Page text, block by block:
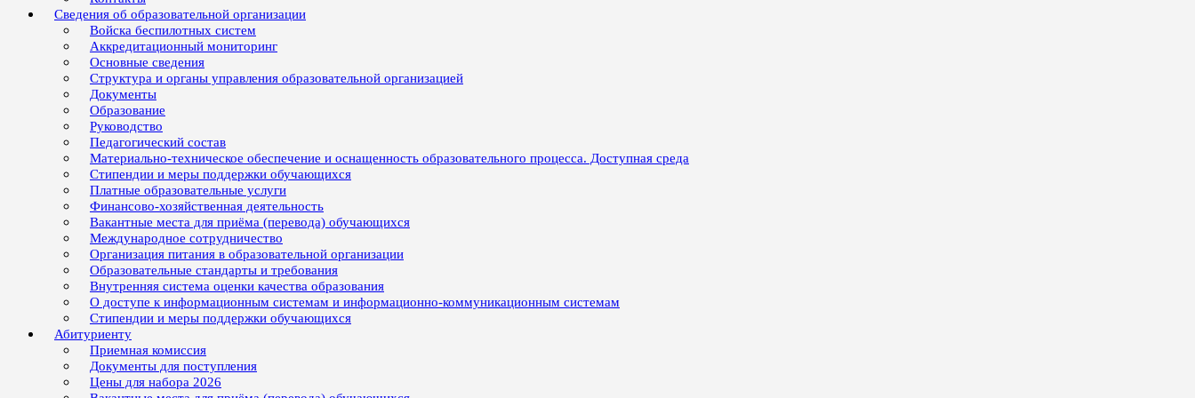
Сведения об образовательной организации
Войска беспилотных систем
Аккредитационный мониторинг
Основные сведения
Структура и органы управления образовательной организацией
Документы
Образование
Руководство
Педагогический состав
Материально-техническое обеспечение и оснащенность образовательного процесса. Доступная среда
Стипендии и меры поддержки обучающихся
Платные образовательные услуги
Финансово-хозяйственная деятельность
Вакантные места для приёма (перевода) обучающихся
Международное сотрудничество
Организация питания в образовательной организации
Образовательные стандарты и требования
Внутренняя система оценки качества образования
О доступе к информационным системам и информационно-коммуникационным системам
Стипендии и меры поддержки обучающихся
Абитуриенту
Приемная комиссия
Документы для поступления
Цены для набора 2026